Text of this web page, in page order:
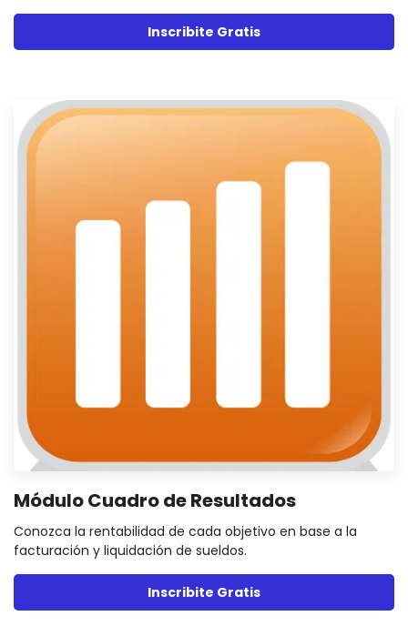
Inscribite Gratis
Módulo Cuadro de Resultados
Conozca la rentabilidad de cada objetivo en base a la
facturación y liquidación de sueldos.
Inscribite Gratis